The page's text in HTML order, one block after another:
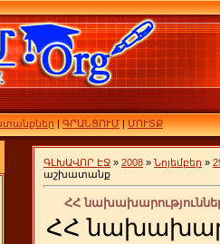
|ԳՐԱՆՑՈՒՄ|ՄՈՒՏՔ
ԳԼԽԱՎՈՐ ԷՋ » 2008 » Նոյեմբեր »
աշխատանք
ՀՀ
ՀՀ